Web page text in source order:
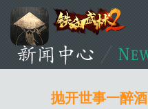
抛开世事一醉
资讯